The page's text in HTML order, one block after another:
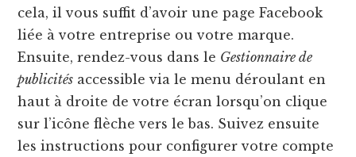
cela, il vous suffit d’avoir une page Facebook
liée à votre entreprise ou votre marque.
Ensuite, rendez-vous dans le Gestionnaire de
publicités accessible via le menu déroulant en
haut à droite de votre écran lorsqu’on clique
sur l’icône flèche vers le bas. Suivez ensuite
les instructions pour configurer votre compte